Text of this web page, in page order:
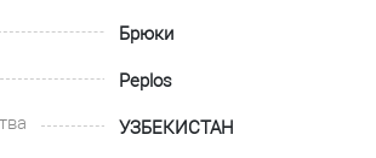
Брюки
Peplos
УЗБЕКИСТАН